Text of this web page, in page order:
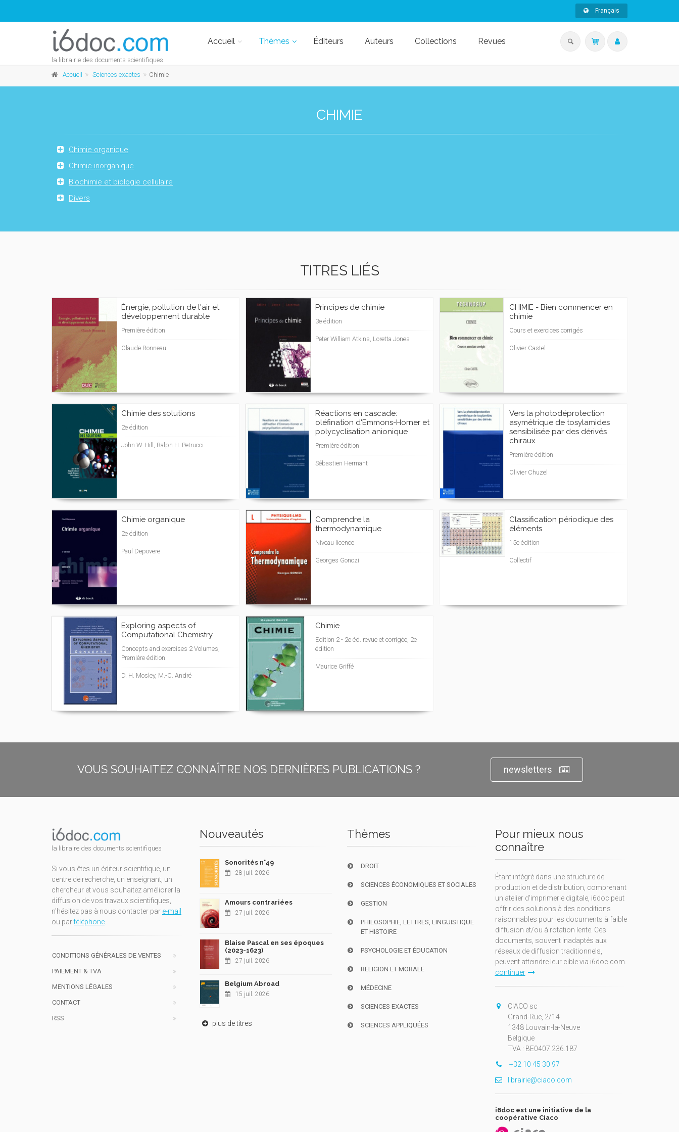
Français
la librairie des documents scientifiques
Accueil Thèmes Éditeurs Auteurs Collections Revues
Accueil Sciences exactes Chimie
CHIMIE
Chimie organique
Chimie inorganique
Biochimie et biologie cellulaire
Divers
TITRES LIÉS
Énergie, pollution de l'air et
développement durable
Première édition
Claude Ronneau
Principes de chimie
3e édition
Peter William Atkins, Loretta Jones
CHIMIE - Bien commencer en
chimie
Cours et exercices corrigés
Olivier Castel
Chimie des solutions
2e édition
John W. Hill, Ralph H. Petrucci
Réactions en cascade:
oléfination d'Emmons-Horner et
polycyclisation anionique
Première édition
Sébastien Hermant
Vers la photodéprotection
asymétrique de tosylamides
sensibilisée par des dérivés
chiraux
Première édition
Olivier Chuzel
Chimie organique
2e édition
Paul Depovere
Comprendre la
thermodynamique
Niveau licence
Georges Gonczi
Classification périodique des
éléments
15e édition
Collectif
Exploring aspects of
Computational Chemistry
Concepts and exercises 2 Volumes,
Première édition
D. H. Mosley, M.-C. André
Chimie
Edition 2 - 2e éd. revue et corrigée, 2e
édition
Maurice Griffé
VOUS SOUHAITEZ CONNAÎTRE NOS DERNIÈRES PUBLICATIONS ? newsletters
la libraire des documents scientifiques
Si vous êtes un éditeur scientifique, un
centre de recherche, un enseignant, un
chercheur et vous souhaitez améliorer la
diffusion de vos travaux scientifiques,
n'hésitez pas à nous contacter par e-mail
ou partéléphone.
CONDITIONS GÉNÉRALES DE VENTES
PAIEMENT & TVA
MENTIONS LÉGALES
CONTACT
RSS
Nouveautés
Sonorités n°49
28 juil. 2026
Amours contrariées
27 juil. 2026
Blaise Pascal en ses époques
(2023-1623)
27 juil. 2026
Belgium Abroad
15 juil. 2026
plus de titres
Thèmes
DROIT
SCIENCES ÉCONOMIQUES ET SOCIALES
GESTION
PHILOSOPHIE, LETTRES, LINGUISTIQUE
ET HISTOIRE
PSYCHOLOGIE ET ÉDUCATION
RELIGION ET MORALE
MÉDECINE
SCIENCES EXACTES
SCIENCES APPLIQUÉES
Pour mieux nous
connaître
Étant intégré dans une structure de
production et de distribution, comprenant
un atelier d'imprimerie digitale, i6doc peut
offrir des solutions à des conditions
raisonnables pour les documents à faible
diffusion et/ou à rotation lente. Ces
documents, souvent inadaptés aux
réseaux de diffusion traditionnels,
peuvent atteindre leur cible via i6doc.com.
continuer
CIACO sc
Grand-Rue, 2/14
1348 Louvain-la-Neuve
Belgique
TVA : BE0407.236.187
+32 10 45 30 97
librairie@ciaco.com
i6doc est une initiative de la
coopérative Ciaco